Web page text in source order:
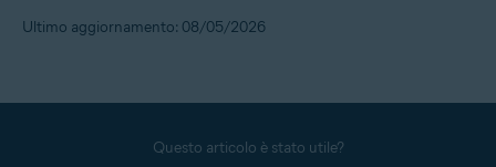
Ultimo aggiornamento: 08/05/2026
Questo articolo è stato utile?